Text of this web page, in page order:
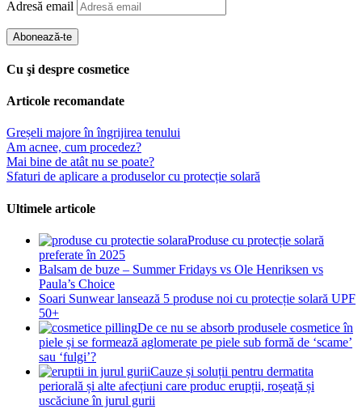
Adresă email
Abonează-te
Cu şi despre cosmetice
Articole recomandate
Greșeli majore în îngrijirea tenului
Am acnee, cum procedez?
Mai bine de atât nu se poate?
Sfaturi de aplicare a produselor cu protecție solară
Ultimele articole
Produse cu protecție solară
preferate în 2025
Balsam de buze – Summer Fridays vs Ole Henriksen vs
Paula’s Choice
Soari Sunwear lansează 5 produse noi cu protecție solară UPF
50+
De ce nu se absorb produsele cosmetice în
piele și se formează aglomerate pe piele sub formă de ‘scame’
sau ‘fulgi’?
Cauze și soluții pentru dermatita
periorală și alte afecțiuni care produc erupții, roșeață și
uscăciune în jurul gurii